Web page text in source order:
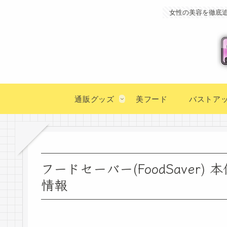
女性の美容を徹底
通販グッズ 美フード バストア
フードセーバー(FoodSaver)
情報